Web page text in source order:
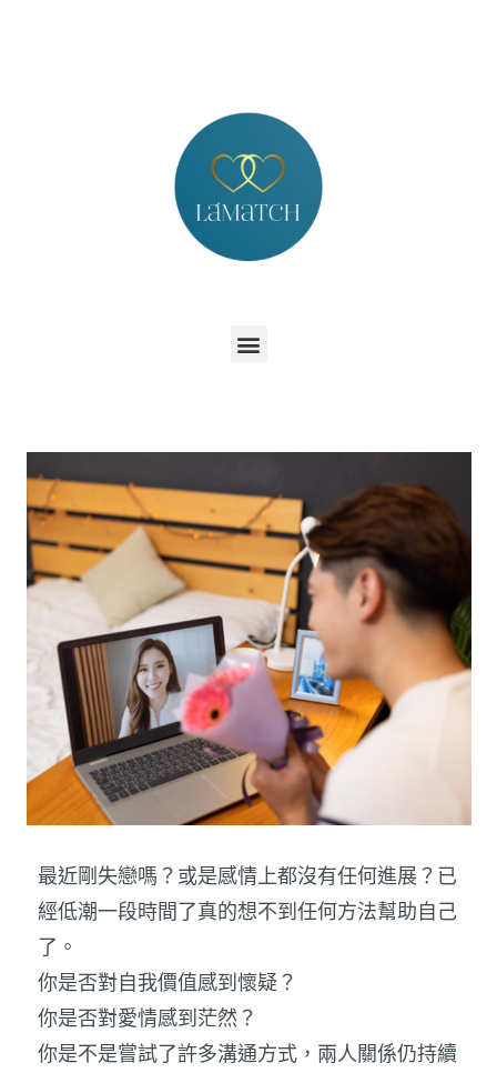
最近剛失戀嗎？或是感情上都沒有任何進展？已
經低潮一段時間了真的想不到任何方法幫助自己
了。
你是否對自我價值感到懷疑？
你是否對愛情感到茫然？
你是不是嘗試了許多溝通方式，兩人關係仍持續